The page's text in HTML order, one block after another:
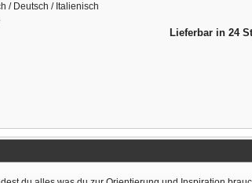
/ Deutsch / Italienisch
Lieferbar in 24